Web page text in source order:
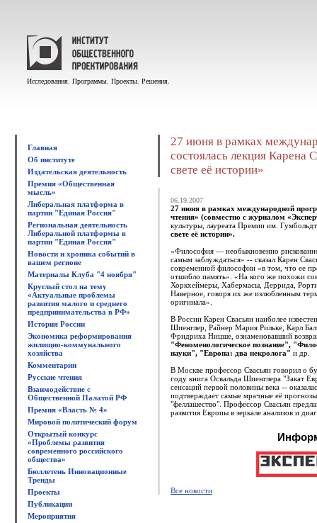
Исследования. Программы. Проекты. Решения.
Главная
Об институте
Издательская деятельность
Премия «Общественная
мысль»
Либеральная платформа в
партии "Единая Россия"
Региональная деятельность
Либеральной платформы в
партии "Единая Россия"
Новости и хроника событий в
вашем регионе
Материалы Клуба "4 ноября"
Круглый стол на тему
«Актуальные проблемы
развития малого и среднего
предпринимательства в РФ»
История России
Экономика реформирования
жилищно-коммунального
хозяйства
Комментарии
Русские чтения
Взаимодействие с
Общественной Палатой РФ
Премия «Власть № 4»
Мировой политический форум
Открытый конкурс
«Проблемы развития
современного российского
общества»
Бюллетень Инновационные
Тренды
Проекты
Публикации
Мероприятия
27 июня в рамках
состоялась лекция
свете её истории»
06.19.2007
27 июня в рамках международной
чтения» (совместно с журналом
культуры, лауреата Премии им.
свете её истории».
«Философия — необыкновенно
самым заблуждаться» -- сказал Карен
современной философии «в том, что ее
отшибло память». «На кого же похожи
Хоркхеймеры, Хабермасы, Деррида,
Наверное, говоря их же излюбленным
оригинала».
В России Карен Свасьян наиболее
Шпенглер, Райнер Мария Рильке, Карл
Фридриха Ницше, ознаменовавший
"Феноменологическое познание",
науки", "Европа: два некролога" и др.
В Москве профессор Свасьян говорил о
году книга Освальда Шпенглера "Закат
сенсаций первой половины века --
подтверждает самые мрачные её
"феллашество". Профессор Свасьян
развития Европы в зеркале анализов и
Все новости